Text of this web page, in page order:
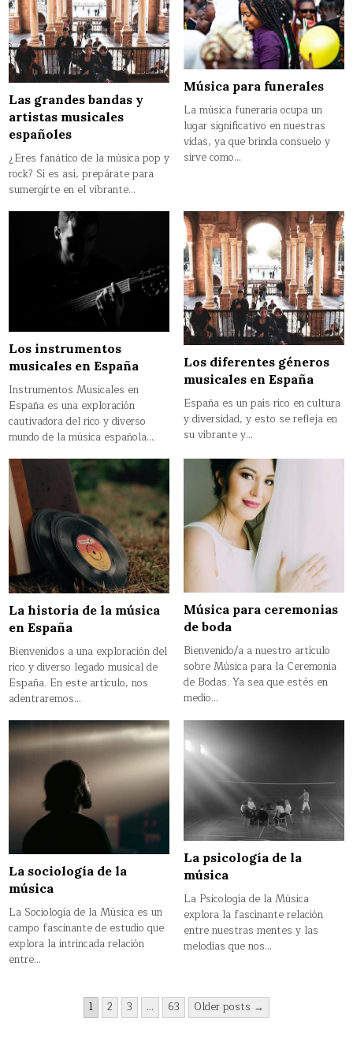
Las grandes bandas y
artistas musicales
españoles
¿Eres fanático de la música pop y
rock? Si es así, prepárate para
sumergirte en el vibrante…
Música para funerales
La música funeraria ocupa un
lugar significativo en nuestras
vidas, ya que brinda consuelo y
sirve como…
Los instrumentos
musicales en España
Instrumentos Musicales en
España es una exploración
cautivadora del rico y diverso
mundo de la música española….
Los diferentes géneros
musicales en España
España es un país rico en cultura
y diversidad, y esto se refleja en
su vibrante y…
La historia de la música
en España
Bienvenidos a una exploración del
rico y diverso legado musical de
España. En este artículo, nos
adentraremos…
Música para ceremonias
de boda
Bienvenido/a a nuestro artículo
sobre Música para la Ceremonia
de Bodas. Ya sea que estés en
medio…
La sociología de la
música
La Sociología de la Música es un
campo fascinante de estudio que
explora la intrincada relación
entre…
La psicología de la
música
La Psicología de la Música
explora la fascinante relación
entre nuestras mentes y las
melodías que nos…
Paginación
1 2 3 … 63 Older posts →